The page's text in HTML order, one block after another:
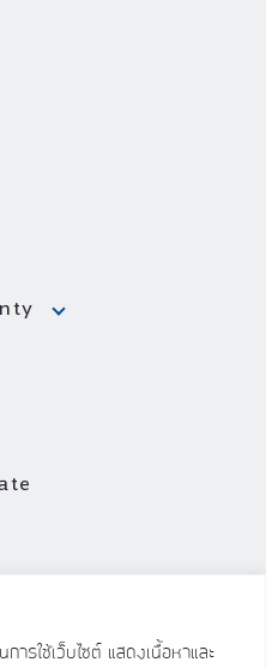
ารใช้เว็บไซต์ แสดงเนื้อหาและ